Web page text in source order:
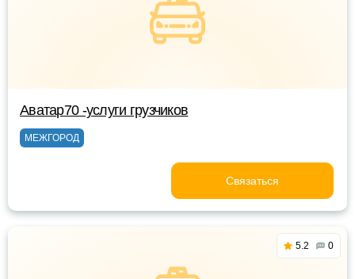
Аватар70 -услуги грузчиков
МЕЖГОРОД
Связаться
5.2 0